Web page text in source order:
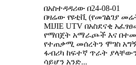
በአስተዳዳሪው በ24-08-01
በዛሬው የዩቲቪ (የመገልገያ
MIJIE UTV በአስደናቂ
የማበጀት አማራጮች እና
የተጠቃሚ መሰረትን ሞገስ
ፋብሪካ ከፍተኛ ጥራት
ሳይሆን አንድ...